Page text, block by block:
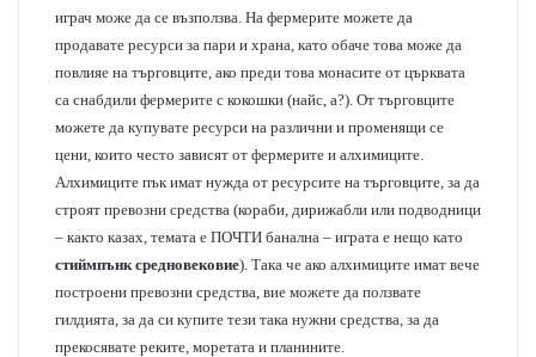
играч може да се възползва. На фермерите можете да
продавате ресурси за пари и храна, като обаче това може да
повлияе на търговците, ако преди това монасите от църквата
са снабдили фермерите с кокошки (найс, а?). От търговците
можете да купувате ресурси на различни и променящи се
цени, които често зависят от фермерите и алхимиците.
Алхимиците пък имат нужда от ресурсите на търговците, за да
строят превозни средства (кораби, дирижабли или подводници
– както казах, темата е ПОЧТИ банална – играта е нещо като
стиймпънк средновековие). Така че ако алхимиците имат вече
построени превозни средства, вие можете да ползвате
гилдията, за да си купите тези така нужни средства, за да
прекосявате реките, моретата и планините.